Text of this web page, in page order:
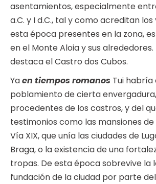
asentamientos, especialmente
a.C. y I d.C., tal y como acreditan
esta época presentes en la zona,
en el Monte Aloia y sus
destaca el Castro dos Cubos.
Yaen tiempos romanos Tui habría
poblamiento de cierta
procedentes de los castros, y del
testimonios como las mansiones
Vía XIX, que unía las ciudades de
Braga, o la existencia de una
tropas. De esta época sobrevive la
fundación de la ciudad por parte